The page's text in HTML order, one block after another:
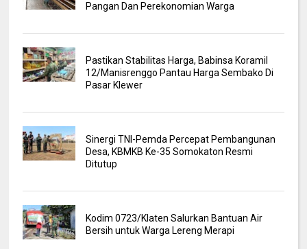
Pangan Dan Perekonomian Warga
Pastikan Stabilitas Harga, Babinsa Koramil
12/Manisrenggo Pantau Harga Sembako Di
Pasar Klewer
Sinergi TNI-Pemda Percepat Pembangunan
Desa, KBMKB Ke-35 Somokaton Resmi
Ditutup
Kodim 0723/Klaten Salurkan Bantuan Air
Bersih untuk Warga Lereng Merapi